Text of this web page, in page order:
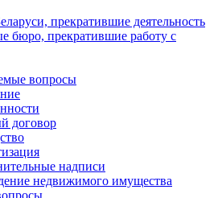
прекратившие деятельность
бюро, прекратившие работу с
вопросы
договор
надписи
недвижимого имущества